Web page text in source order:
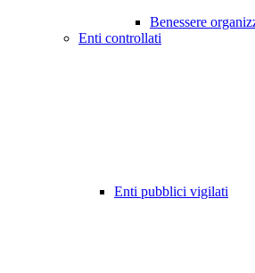
Benessere
Enti controllati
Enti pubblici vigilati